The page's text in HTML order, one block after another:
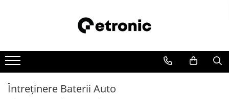
Întreținere Baterii Auto